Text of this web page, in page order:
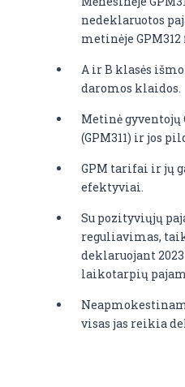
nedeklaruotos
metinėje
A ir B klasės
daromos klaidos.
Metinė gyventojų
(GPM311) ir jos
GPM tarifai ir jų
efektyviai.
Su pozityviųjų
reguliavimas,
deklaruojant
laikotarpių
visas jas reikia